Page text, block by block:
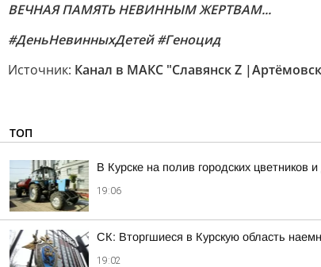
ВЕЧНАЯ ПАМЯТЬ НЕВИННЫМ ЖЕРТВАМ...
#ДеньНевинныхДетей #Геноцид
Источник: Канал в МАКС "Славянск Z
ТОП
В Курске на полив городских
19:06
СК: Вторгшиеся в Курскую область
19:02